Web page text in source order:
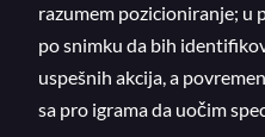
razumem pozicioniranje; u
po snimku da bih
uspešnih akcija, a
sa pro igrama da uočim